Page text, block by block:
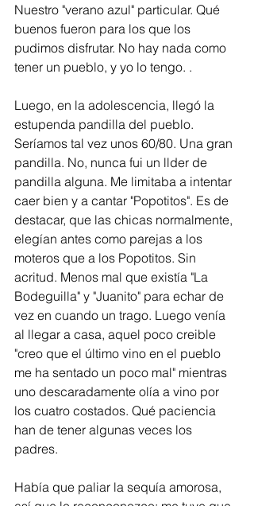
Nuestro "verano azul" particular. Qué
buenos fueron para los que los
pudimos disfrutar. No hay nada como
tener un pueblo, y yo lo tengo. .
Luego, en la adolescencia, llegó la
estupenda pandilla del pueblo.
Seríamos tal vez unos 60/80. Una gran
pandilla. No, nunca fui un llder de
pandilla alguna. Me limitaba a intentar
caer bien y a cantar "Popotitos". Es de
destacar, que las chicas normalmente,
elegían antes como parejas a los
moteros que a los Popotitos. Sin
acritud. Menos mal que existía "La
Bodeguilla" y "Juanito" para echar de
vez en cuando un trago. Luego venía
al llegar a casa, aquel poco creible
"creo que el último vino en el pueblo
me ha sentado un poco mal" mientras
uno descaradamente olía a vino por
los cuatro costados. Qué paciencia
han de tener algunas veces los
padres.
Había que paliar la sequía amorosa,